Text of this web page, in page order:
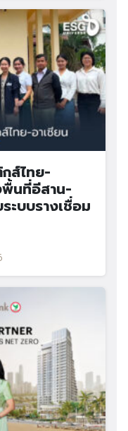
ส์ไทย-
พื้นที่อีสาน-
ะบบรางเชื่อม